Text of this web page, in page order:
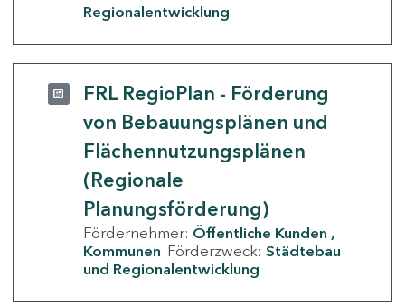
Regionalentwicklung
FRL RegioPlan - Förderung
von Bebauungsplänen und
Flächennutzungsplänen
(Regionale
Planungsförderung)
Fördernehmer: Öffentliche Kunden
Kommunen Förderzweck: Städtebau
und Regionalentwicklung